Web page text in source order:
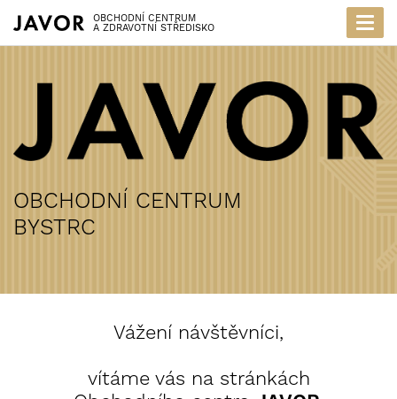
OBCHODNÍ CENTRUM
A ZDRAVOTNÍ STŘEDISKO
OBCHODNÍ CENTRUM
BYSTRC
Vážení návštěvníci,
vítáme vás na stránkách